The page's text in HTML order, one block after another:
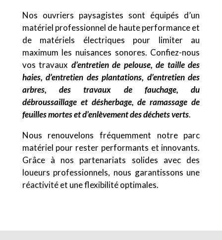
Nos ouvriers paysagistes sont équipés d’un
matériel professionnel de haute performance et
de matériels électriques pour limiter au
maximum les nuisances sonores. Confiez-nous
vos travaux d’entretien de pelouse, de taille des
haies, d’entretien des plantations, d’entretien des
arbres, des travaux de fauchage, du
débroussaillage et désherbage, de ramassage de
feuilles mortes et d’enlèvement des déchets verts.
Nous renouvelons fréquemment notre parc
matériel pour rester performants et innovants.
Grâce à nos partenariats solides avec des
loueurs professionnels, nous garantissons une
réactivité et une flexibilité optimales.